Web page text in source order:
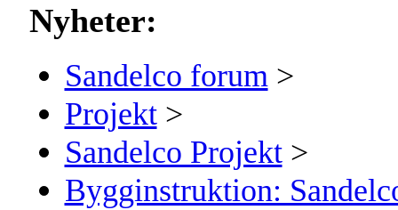
Nyheter:
Sandelco forum>
Projekt>
Sandelco Projekt>
Bygginstruktion: